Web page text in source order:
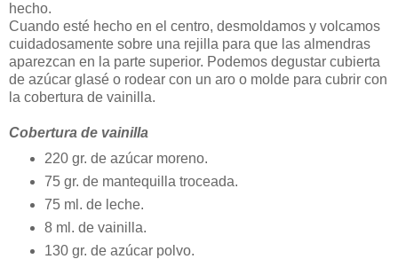
hecho.
Cuando esté hecho en el centro, desmoldamos y volcamos
cuidadosamente sobre una rejilla para que las almendras
aparezcan en la parte superior. Podemos degustar cubierta
de azúcar glasé o rodear con un aro o molde para cubrir con
la cobertura de vainilla.
Cobertura de vainilla
220 gr. de azúcar moreno.
75 gr. de mantequilla troceada.
75 ml. de leche.
8 ml. de vainilla.
130 gr. de azúcar polvo.